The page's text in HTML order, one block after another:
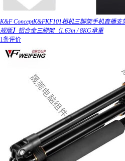
K&F ConceptK&FKF101相机三脚架手机直播
规版】铝合金三脚架（1.63m / 8KG承重
1条评价